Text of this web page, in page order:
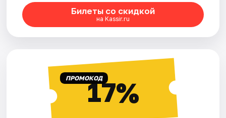
Билеты со скидкой
на Kassir.ru
ПРОМОКОД17%